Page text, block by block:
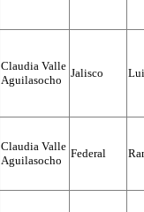
Claudia Valle
Aguilasocho
Jalisco
Claudia Valle
Aguilasocho
Federal